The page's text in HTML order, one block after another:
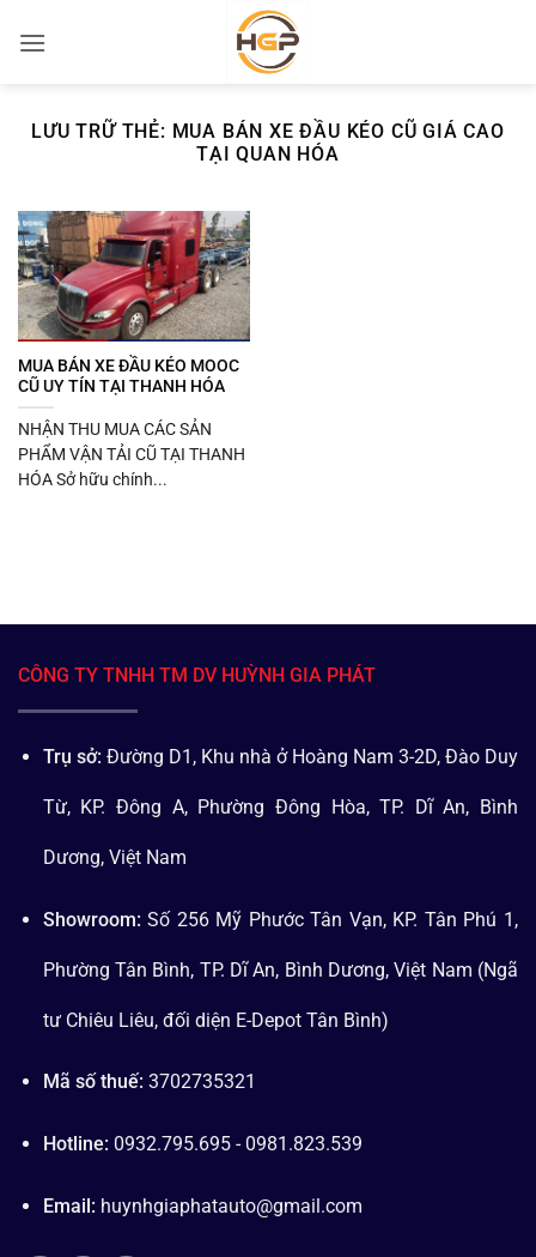
qua
LƯU TRỮ THẺ: MUA BÁN XE ĐẦU KÉO CŨ GIÁ CAO
TẠI QUAN HÓA
MUA BÁN XE ĐẦU KÉO MOOC
CŨ UY TÍN TẠI THANH HÓA
NHẬN THU MUA CÁC SẢN
PHẨM VẬN TẢI CŨ TẠI THANH
HÓA Sở hữu chính...
CÔNG TY TNHH TM DV HUỲNH GIA PHÁT
Trụ sở: Đường D1, Khu nhà ở Hoàng Nam 3-2D, Đào Duy
Từ, KP. Đông A, Phường Đông Hòa, TP. Dĩ An, Bình
Dương, Việt Nam
Showroom: Số 256 Mỹ Phước Tân Vạn, KP. Tân Phú 1,
Phường Tân Bình, TP. Dĩ An, Bình Dương, Việt Nam (Ngã
tư Chiêu Liêu, đối diện E-Depot Tân Bình)
Mã số thuế: 3702735321
Hotline: 0932.795.695 - 0981.823.539
Email: huynhgiaphatauto@gmail.com